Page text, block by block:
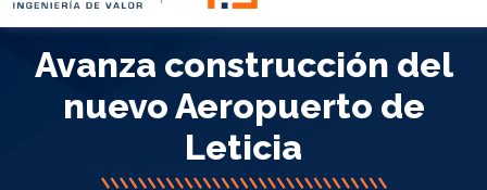
Avanza construcción del
nuevo Aeropuerto de
Leticia